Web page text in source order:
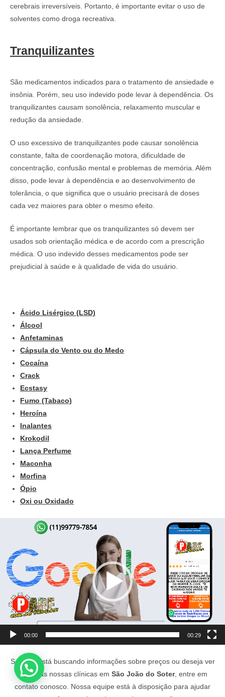
cerebrais irreversíveis. Portanto, é importante evitar o uso de
solventes como droga recreativa.
Tranquilizantes
São medicamentos indicados para o tratamento de ansiedade e
insônia. Porém, seu uso indevido pode levar à dependência. Os
tranquilizantes causam sonolência, relaxamento muscular e
redução da ansiedade.
O uso excessivo de tranquilizantes pode causar sonolência
constante, falta de coordenação motora, dificuldade de
concentração, confusão mental e problemas de memória. Além
disso, pode levar à dependência e ao desenvolvimento de
tolerância, o que significa que o usuário precisará de doses
cada vez maiores para obter o mesmo efeito.
É importante lembrar que os tranquilizantes só devem ser
usados sob orientação médica e de acordo com a prescrição
médica. O uso indevido desses medicamentos pode ser
prejudicial à saúde e à qualidade de vida do usuário.
Ácido Lisérgico (LSD)
Álcool
Anfetaminas
Cápsula do Vento ou do Medo
Cocaína
Crack
Ecstasy
Fumo (Tabaco)
Heroína
Inalantes
Krokodil
Lança Perfume
Maconha
Morfina
Ópio
Oxi ou Oxidado
00:00 00:29
Se você está buscando informações sobre preços ou deseja ver
fotos das nossas clínicas em São João do Soter, entre em
contato conosco. Nossa equipe está à disposição para ajudar